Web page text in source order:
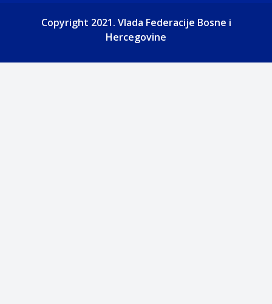
Copyright 2021. Vlada Federacije Bosne i
Hercegovine